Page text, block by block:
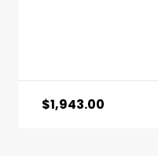
AÑADIR AL
$1,943.00